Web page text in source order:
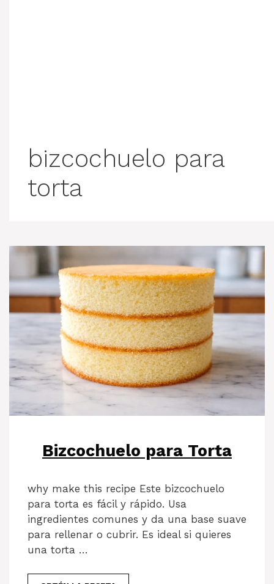
bizcochuelo para
torta
Bizcochuelo para Torta
why make this recipe Este bizcochuelo
para torta es fácil y rápido. Usa
ingredientes comunes y da una base suave
para rellenar o cubrir. Es ideal si quieres
una torta …